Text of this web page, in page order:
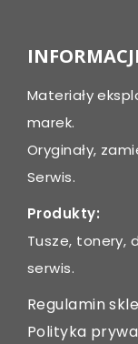
Materiały
marek.
Oryginały,
Serwis.
Produkty:
Tusze, tonery,
serwis.
Regulamin
Polityka